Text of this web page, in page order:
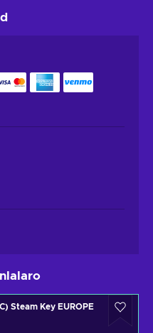
Steam Key EUROPE